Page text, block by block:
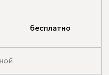
бесплатно